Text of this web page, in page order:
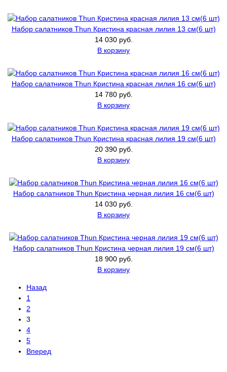
Набор салатников Thun Кристина красная лилия 13 см(6 шт)
14 030 руб.
В корзину
Набор салатников Thun Кристина красная лилия 16 см(6 шт)
14 780 руб.
В корзину
Набор салатников Thun Кристина красная лилия 19 см(6 шт)
20 390 руб.
В корзину
Набор салатников Thun Кристина черная лилия 16 см(6 шт)
14 030 руб.
В корзину
Набор салатников Thun Кристина черная лилия 19 см(6 шт)
18 900 руб.
В корзину
Назад
1
2
3
4
5
Вперед